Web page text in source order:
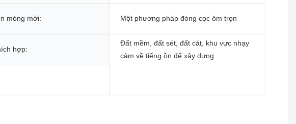
móng mới: Một phương pháp đóng cọc ôm trọn
hợp:
Đất mềm, đất sét, đất cát, khu vực nhạy
cảm về tiếng ồn để xây dựng